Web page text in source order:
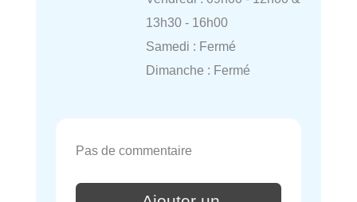
13h30 - 16h00
Samedi : Fermé
Dimanche : Fermé
Pas de commentaire